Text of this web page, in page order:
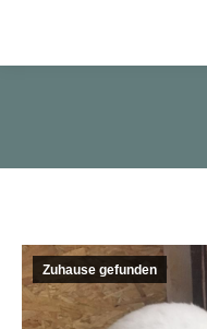
Zuhause gefunden